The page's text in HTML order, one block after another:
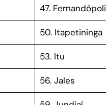
47.
50. Itapetininga
53. Itu
56. Jales